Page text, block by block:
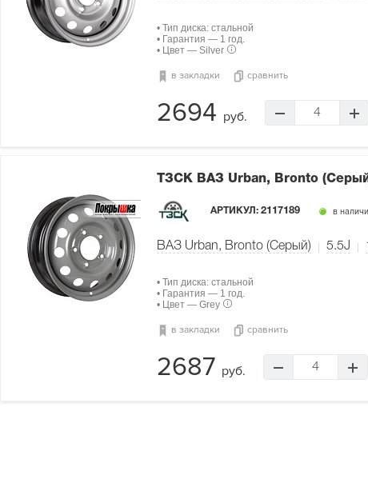
• Тип диска: стальной
• Гарантия — 1 год.
• Цвет — Silver
в закладки сравнить
2694 руб. 4
ТЗСК ВАЗ Urban, Bronto
АРТИКУЛ: 2117189 в
ВАЗ Urban, Bronto (Серый) 5.5J
• Тип диска: стальной
• Гарантия — 1 год.
• Цвет — Grey
в закладки сравнить
2687 руб. 4